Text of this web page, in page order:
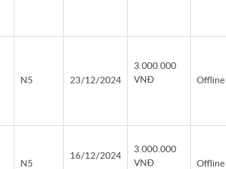
N5 23/12/2024
3.000.000
VNĐ
Offline
N5
16/12/2024
3.000.000
VNĐ
Offline